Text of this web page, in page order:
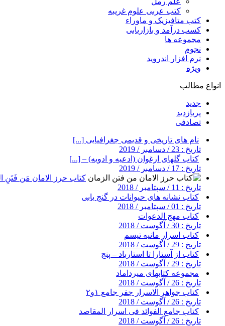
کتب عربی علوم غریبه
کتب متافیزیک و ماوراء
کسب درآمد و بازاریابی
مجموعه ها
نجوم
نرم افزار اندروید
ویژه
انواع مطالب
جدید
پربازدید
تصادفی
نام های تاریخی و قدیمی جغرافیایی [...]
تاریخ : 23 / دسامبر / 2019
کتاب گلهای ارغوان (ادعیه و ادویه) – [...]
تاریخ : 17 / دسامبر / 2019
کتاب حرز الامان مَن فَتَنِ
تاریخ : 11 / سپتامبر / 2018
کتاب نشانه های حیوانات در گنج یابی
تاریخ : 01 / سپتامبر / 2018
کتاب مهج الدعوات
تاریخ : 30 / آگوست / 2018
کتاب اسرار مانیه تیسم
تاریخ : 29 / آگوست / 2018
کتاب از آستارا تا استارباد – پنج
تاریخ : 29 / آگوست / 2018
مجموعه کتابهای میرداماد
تاریخ : 26 / آگوست / 2018
کتاب جواهر الاسرار جفر جامع ۱و۲
تاریخ : 26 / آگوست / 2018
کتاب جامع الفوائد فی اسرار المقاصد
تاریخ : 26 / آگوست / 2018